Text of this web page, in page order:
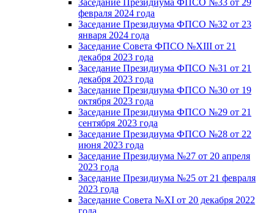
февраля 2024 года
Заседание Президиума ФПСО №32 от 23
января 2024 года
Заседание Совета ФПСО №XIII от 21
декабря 2023 года
Заседание Президиума ФПСО №31 от 21
декабря 2023 года
Заседание Президиума ФПСО №30 от 19
октября 2023 года
Заседание Президиума ФПСО №29 от 21
сентября 2023 года
Заседание Президиума ФПСО №28 от 22
июня 2023 года
Заседание Президиума №27 от 20 апреля
2023 года
Заседание Президиума №25 от 21 февраля
2023 года
Заседание Совета №XI от 20 декабря 2022
года